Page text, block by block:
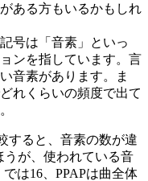
ある方もいるかもしれ
号は「音素」といっ
ンを指しています。言
音素があります。ま
れくらいの頻度で出て
すると、音素の数が違
うが、使われている音
は16、PPAPは曲全体